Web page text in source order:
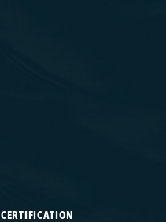
CERTIFICATION